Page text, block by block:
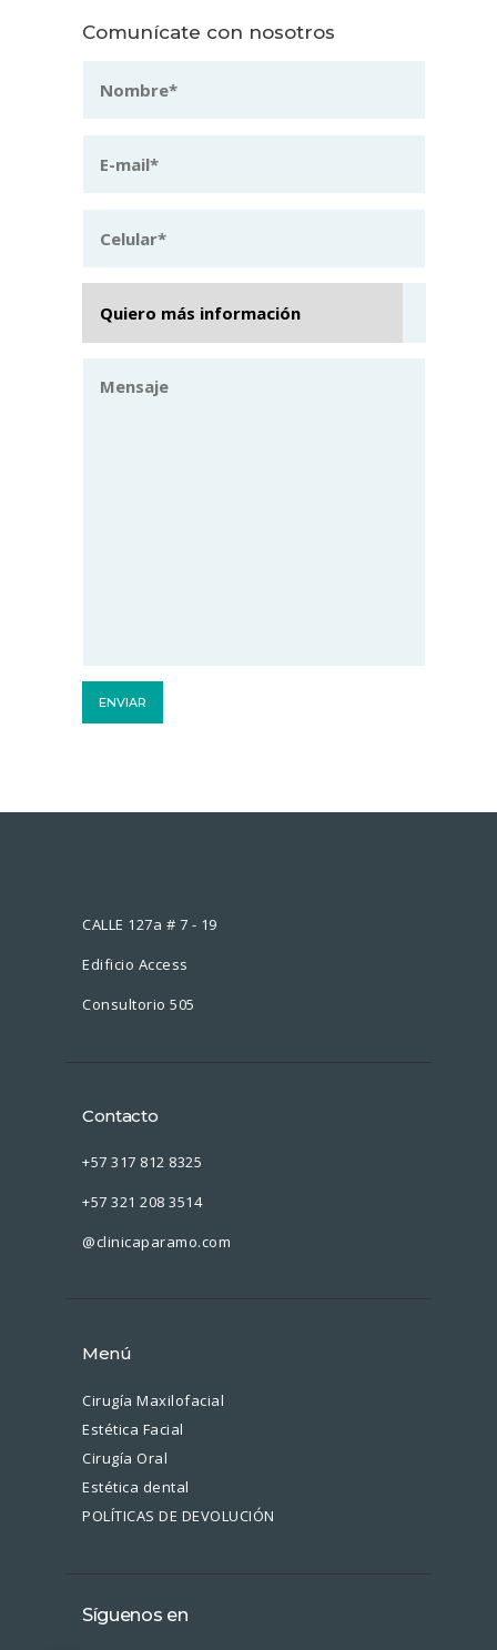
Comunícate con nosotros
CALLE 127a # 7 - 19
Edificio Access
Consultorio 505
Contacto
+57 317 812 8325
+57 321 208 3514
@clinicaparamo.com
Menú
Cirugía Maxilofacial
Estética Facial
Cirugía Oral
Estética dental
POLÍTICAS DE DEVOLUCIÓN
Síguenos en